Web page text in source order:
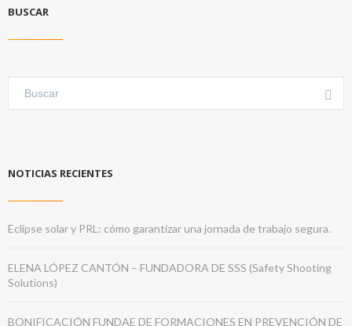
BUSCAR
NOTICIAS RECIENTES
Eclipse solar y PRL: cómo garantizar una jornada de trabajo segura.
ELENA LÓPEZ CANTÓN – FUNDADORA DE SSS (Safety Shooting
Solutions)
BONIFICACIÓN FUNDAE DE FORMACIONES EN PREVENCIÓN DE